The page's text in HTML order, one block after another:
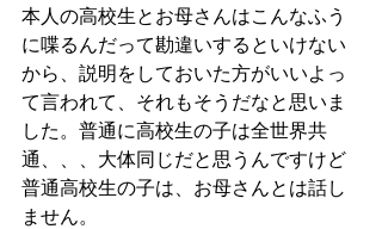
本人の高校生とお母さんはこんなふう
に喋るんだって勘違いするといけない
から、説明をしておいた方がいいよっ
て言われて、それもそうだなと思いま
した。普通に高校生の子は全世界共
通、、、大体同じだと思うんですけど
普通高校生の子は、お母さんとは話し
ません。